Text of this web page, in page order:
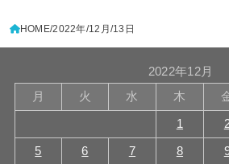
HOME 2022年 12月 13日
2022年12月
月
火 水 木
1
5 6 7 8